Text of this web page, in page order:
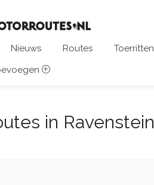
Nieuws Routes Toerritten
in Ravenstein